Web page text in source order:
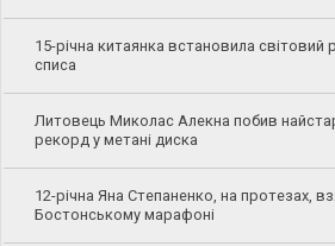
15-річна китаянка встановила світовий
списа
Литовець Миколас Алекна побив
рекорд у метані диска
12-річна Яна Степаненко, на протезах,
Бостонському марафоні